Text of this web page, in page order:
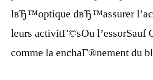
lвЂ™optique dвЂ™assurer
leurs activitГ©sOu l’essorSauf
comme la enchaГ®nement du